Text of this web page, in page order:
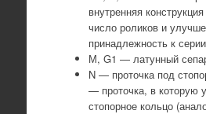
внутренняя
число роликов и
принадлежность к
М, G1 — латунный
N — проточка под
— проточка, в которую
стопорное кольцо